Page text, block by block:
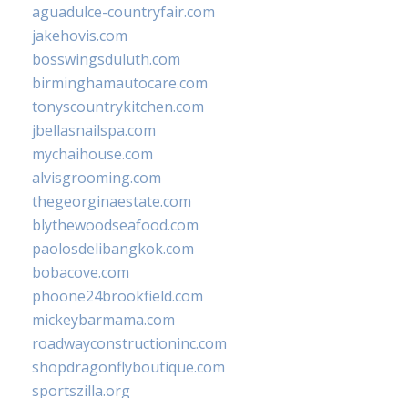
aguadulce-countryfair.com
jakehovis.com
bosswingsduluth.com
birminghamautocare.com
tonyscountrykitchen.com
jbellasnailspa.com
mychaihouse.com
alvisgrooming.com
thegeorginaestate.com
blythewoodseafood.com
paolosdelibangkok.com
bobacove.com
phoone24brookfield.com
mickeybarmama.com
roadwayconstructioninc.com
shopdragonflyboutique.com
sportszilla.org